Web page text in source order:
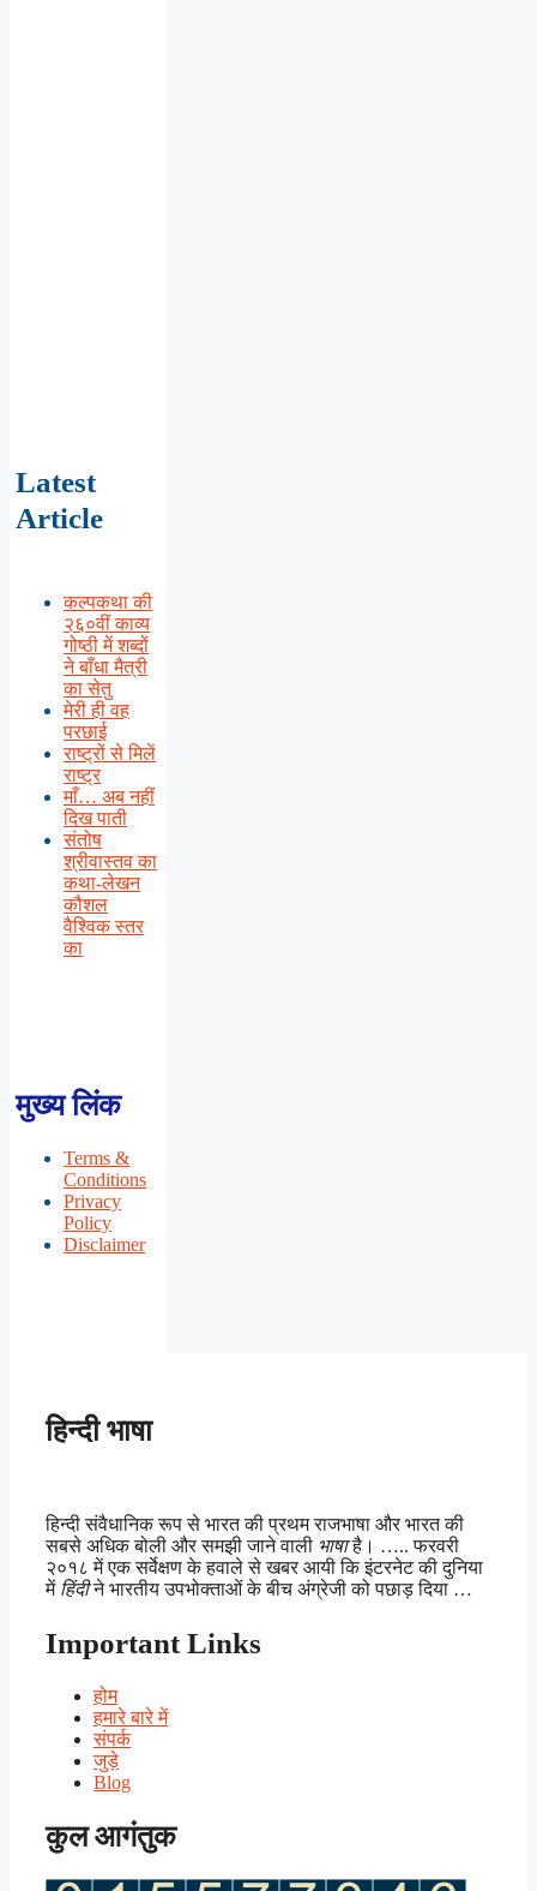
Latest
Article
कल्पकथा की
२६०वीं काव्य
गोष्ठी में शब्दों
ने बाँधा मैत्री
का सेतु
मेरी ही वह
परछाई
राष्ट्रों से मिलें
राष्ट्र
माँ… अब नहीं
दिख पाती
संतोष
श्रीवास्तव का
कथा-लेखन
कौशल
वैश्विक स्तर
का
मुख्य लिंक
Terms &
Conditions
Privacy
Policy
Disclaimer
हिन्दी भाषा
हिन्दी संवैधानिक रूप से भारत की प्रथम राजभाषा और भारत की
सबसे अधिक बोली और समझी जाने वाली भाषाहै। ….. फरवरी
२०१८ में एक सर्वेक्षण के हवाले से खबर आयी कि इंटरनेट की दुनिया
में हिंदीने भारतीय उपभोक्ताओं के बीच अंग्रेजी को पछाड़ दिया …
Important Links
होम
हमारे बारे में
संपर्क
जुड़े
Blog
कुल आगंतुक